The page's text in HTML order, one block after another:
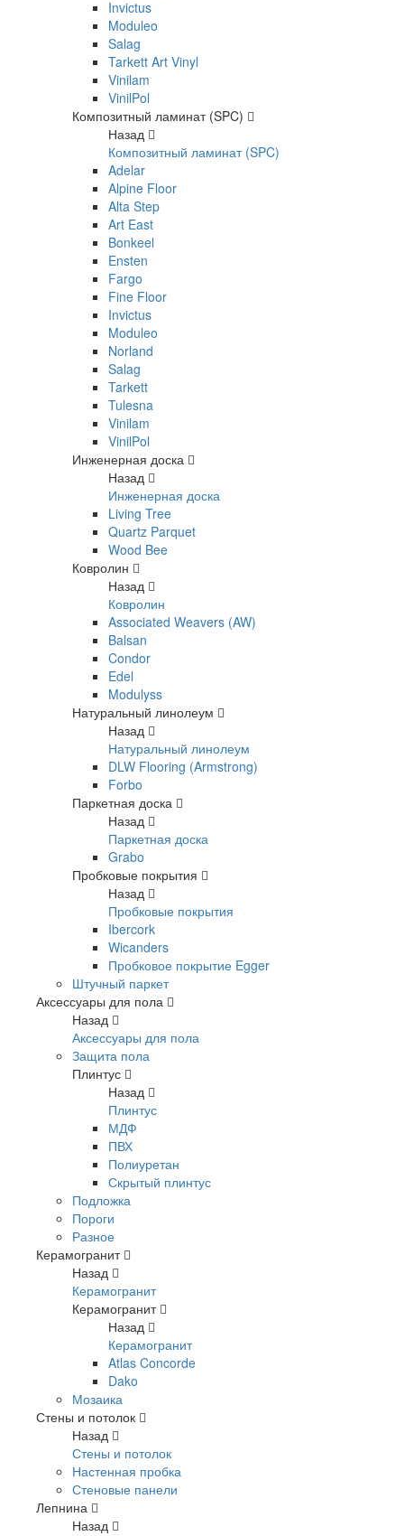
Invictus
Moduleo
Salag
Tarkett Art Vinyl
Vinilam
VinilPol
Композитный ламинат (SPC)
Назад
Композитный ламинат (SPC)
Adelar
Alpine Floor
Alta Step
Art East
Bonkeel
Ensten
Fargo
Fine Floor
Invictus
Moduleo
Norland
Salag
Tarkett
Tulesna
Vinilam
VinilPol
Инженерная доска
Назад
Инженерная доска
Living Tree
Quartz Parquet
Wood Bee
Ковролин
Назад
Ковролин
Associated Weavers (AW)
Balsan
Condor
Edel
Modulyss
Натуральный линолеум
Назад
Натуральный линолеум
DLW Flooring (Armstrong)
Forbo
Паркетная доска
Назад
Паркетная доска
Grabo
Пробковые покрытия
Назад
Пробковые покрытия
Ibercork
Wicanders
Пробковое покрытие Egger
Штучный паркет
Аксессуары для пола
Назад
Аксессуары для пола
Защита пола
Плинтус
Назад
Плинтус
МДФ
ПВХ
Полиуретан
Скрытый плинтус
Подложка
Пороги
Разное
Керамогранит
Назад
Керамогранит
Керамогранит
Назад
Керамогранит
Atlas Concorde
Dako
Мозаика
Стены и потолок
Назад
Стены и потолок
Настенная пробка
Стеновые панели
Лепнина
Назад